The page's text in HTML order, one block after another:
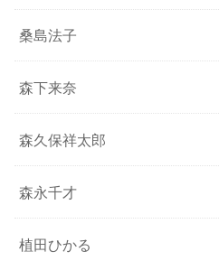
桑島法子
森下来奈
森久保祥太郎
森永千才
植田ひかる